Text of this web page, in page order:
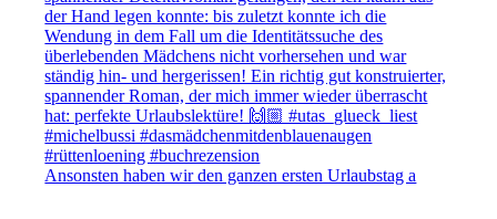
Ansonsten haben wir den ganzen ersten Urlaubstag a